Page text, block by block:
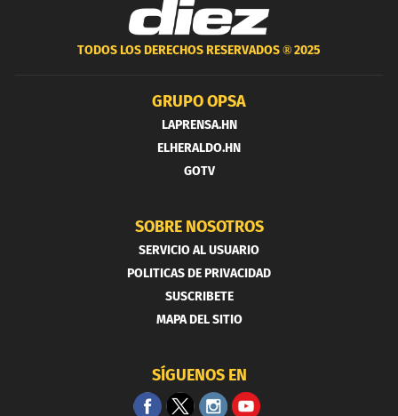
TODOS LOS DERECHOS RESERVADOS ®2025
GRUPO OPSA
LAPRENSA.HN
ELHERALDO.HN
GOTV
SOBRE NOSOTROS
SERVICIO AL USUARIO
POLITICAS DE PRIVACIDAD
SUSCRIBETE
MAPA DEL SITIO
SÍGUENOS EN